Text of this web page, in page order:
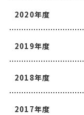
2020年度
2019年度
2018年度
2017年度